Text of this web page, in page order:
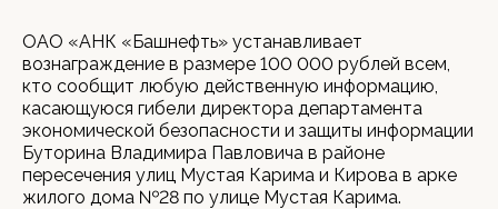
ОАО «АНК «Башнефть» устанавливает
вознаграждение в размере 100 000 рублей всем,
кто сообщит любую действенную информацию,
касающуюся гибели директора департамента
экономической безопасности и защиты информации
Буторина Владимира Павловича в районе
пересечения улиц Мустая Карима и Кирова в арке
жилого дома №28 по улице Мустая Карима.